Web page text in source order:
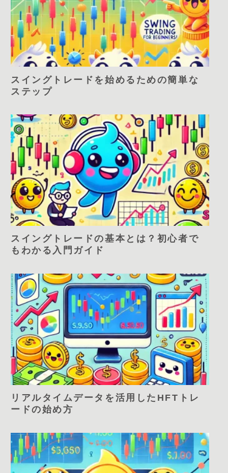
スイングトレードを始めるための簡単な
ステップ
スイングトレードの基本とは？初心者で
もわかる入門ガイド
リアルタイムデータを活用したHFTトレ
ードの始め方